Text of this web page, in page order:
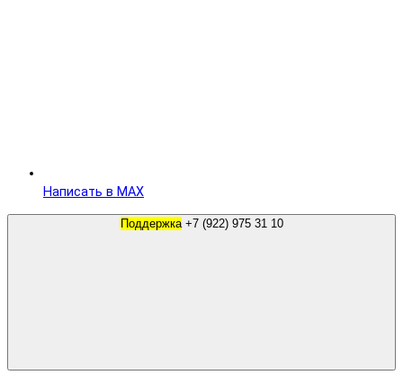
Написать в MAX
Поддержка +7 (922) 975 31 10